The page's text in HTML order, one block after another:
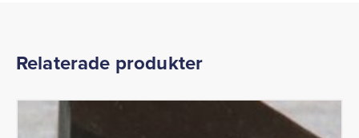
Relaterade produkter